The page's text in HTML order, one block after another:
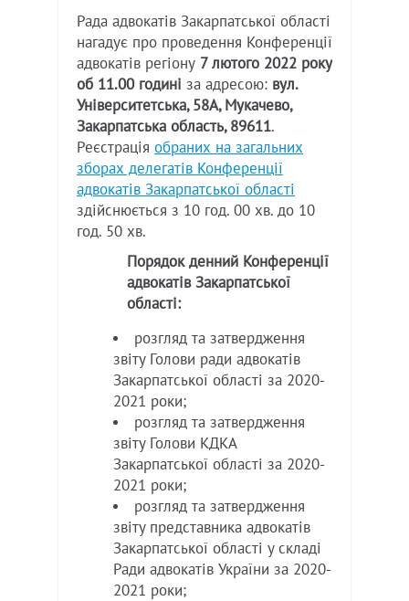
Рада адвокатів Закарпатської області
нагадує про проведення Конференції
адвокатів регіону 7 лютого 2022 року
об 11.00 годині за адресою: вул.
Університетська, 58А, Мукачево,
Закарпатська область, 89611.
Реєстрація обраних на загальних
зборах делегатів Конференції
адвокатів Закарпатської області
здійснюється з 10 год. 00 хв. до 10
год. 50 хв.
Порядок денний Конференції
адвокатів Закарпатської
області:
розгляд та затвердження
звіту Голови ради адвокатів
Закарпатської області за 2020-
2021 роки;
розгляд та затвердження
звіту Голови КДКА
Закарпатської області за 2020-
2021 роки;
розгляд та затвердження
звіту представника адвокатів
Закарпатської області у складі
Ради адвокатів України за 2020-
2021 роки;